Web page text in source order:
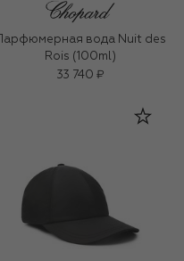
Парфюмерная вода Nuit des
Rois (100ml)
33 740 ₽